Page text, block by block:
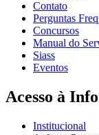
Contato
Perguntas
Concursos
Manual do
Siass
Eventos
Acesso à
Institucional